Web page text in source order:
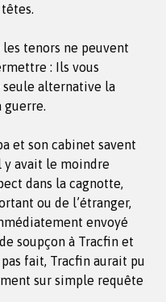
têtes.
tenors ne peuvent
: Ils vous
alternative la
guerre.
et son cabinet savent
y avait le moindre
dans la cagnotte,
ou de l’étranger,
envoyé
soupçon à Tracfin et
pas fait, Tracfin aurait pu
sur simple requête